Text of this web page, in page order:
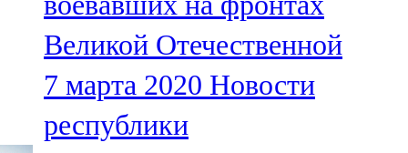
71,51 FM
Кукмара
107,9 FM
Лениногорский
Великой Отечественной
7 марта 2020 Новости
республики